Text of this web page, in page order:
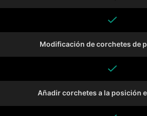
Modificación de corchetes de
Añadir corchetes a la posición